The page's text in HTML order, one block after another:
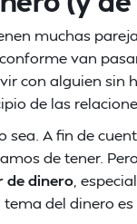
muchas
van
con alguien sin
de las
sea. A fin de
de tener.
de dinero ,
tema del dinero